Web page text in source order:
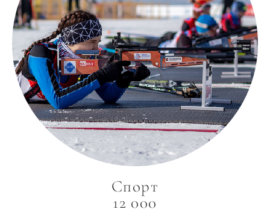
Спорт
12 000